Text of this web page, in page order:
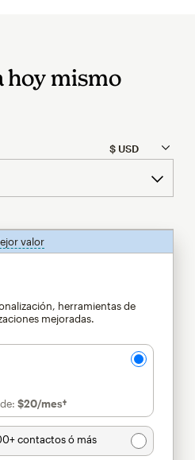
hoy mismo
valorinfo
herramientas de
mejoradas.
$20/mes†al mes†
contactos ó más